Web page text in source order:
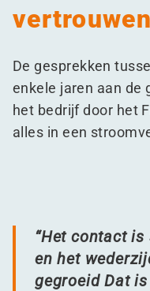
vertrouwen
De gesprekken
enkele jaren aan de
het bedrijf door het
alles in een
“Het contact is
en het
gegroeid Dat